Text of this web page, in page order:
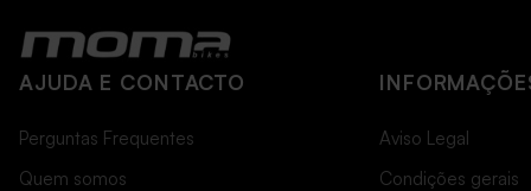
AJUDA E CONTACTO
Perguntas Frequentes
Quem somos
Aviso Legal
Condições gerais